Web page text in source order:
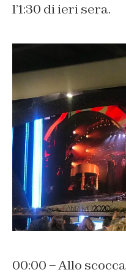
l’1:30 di ieri sera.
00:00 – Allo